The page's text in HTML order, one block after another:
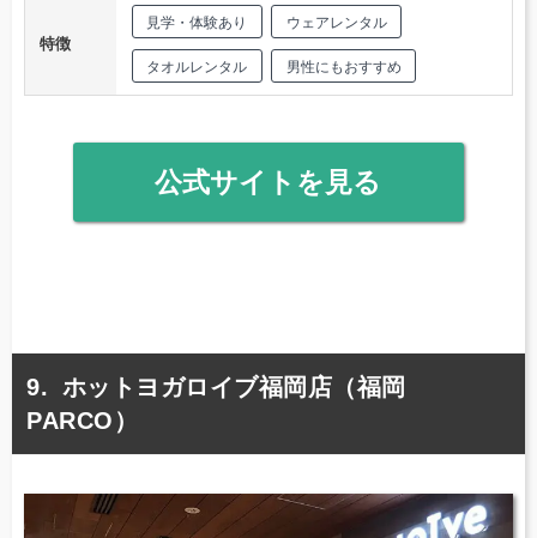
特徴
見学・体験あり ウェアレンタル
タオルレンタル 男性にもおすすめ
公式サイトを見る
ホットヨガロイブ福岡店（福岡
PARCO）